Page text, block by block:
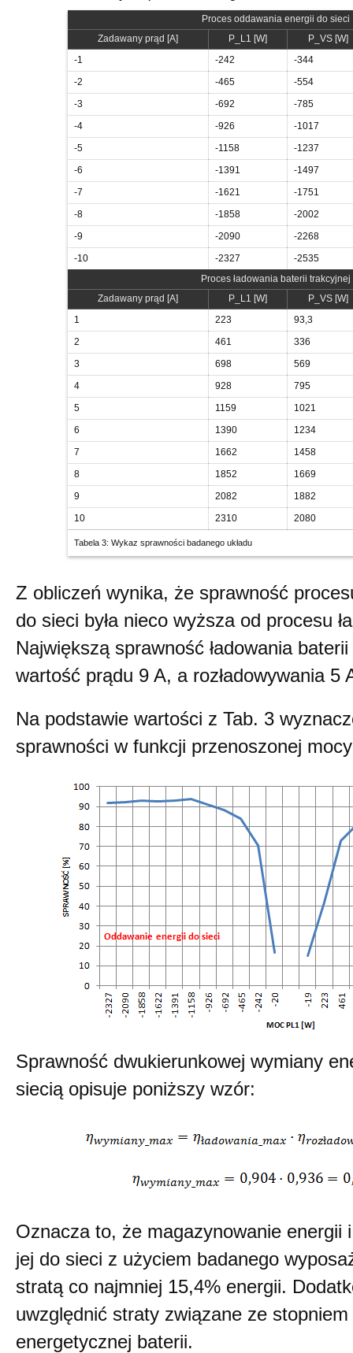
Proces oddawania energii do sieci
Zadawany prąd [A]
P_L1 [W]
P_VS [W]
-1
-242
-344
-2
-465
-554
-3
-692
-785
-4
-926
-1017
-5
-1158
-1237
-6
-1391
-1497
-7
-1621
-1751
-8
-1858
-2002
-9
-2090
-2268
-10
-2327
-2535
Proces ładowania baterii trakcyjnej
Zadawany prąd [A]
P_L1 [W]
P_VS [W]
1
223
93,3
2
461
336
3
698
569
4
928
795
5
1159
1021
6
1390
1234
7
1662
1458
8
1852
1669
9
2082
1882
10
2310 2080
Tabela 3: Wykaz sprawności badanego układu
Z obliczeń wynika, że sprawność
do sieci była nieco wyższa od procesu
Największą sprawność ładowania
wartość prądu 9 A, a rozładowywania 5
Na podstawie wartości z Tab. 3
sprawności w funkcji przenoszonej
Sprawność dwukierunkowej wymiany
siecią opisuje poniższy wzór:
Oznacza to, że magazynowanie energii
jej do sieci z użyciem badanego
stratą co najmniej 15,4% energii.
uwzględnić straty związane ze
energetycznej baterii.